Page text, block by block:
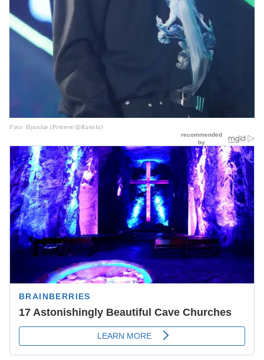
Foto: HyunJae (Pinteret/@Kamila)